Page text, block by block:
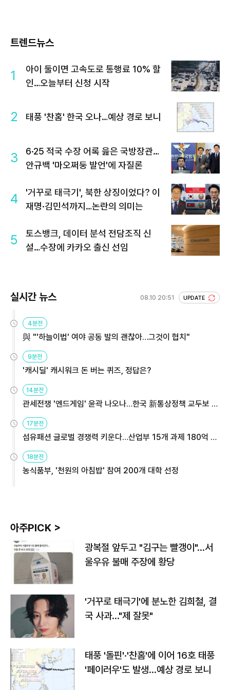
트렌드뉴스
1
아이 둘이면 고속도로 통행료 10% 할
인…오늘부터 신청 시작
2 태풍 '찬홈' 한국 오나…예상 경로 보니
3
6·25 적국 수장 어록 읊은 국방장관…
안규백 '마오쩌둥 발언'에 자질론
4
'거꾸로 태극기', 북한 상징이었다? 이
재명·김민석까지…논란의 의미는
5
토스뱅크, 데이터 분석 전담조직 신
설…수장에 카카오 출신 선임
실시간 뉴스 08.10 20:51 UPDATE
4분전
與 "'하늘이법' 여야 공동 발의 괜찮아…그것이 협치"
9분전
'캐시딜' 캐시워크 돈 버는 퀴즈, 정답은?
14분전
관세전쟁 '엔드게임' 윤곽 나오나…한국 新통상정책 교두보 활
17분전
섬유패션 글로벌 경쟁력 키운다…산업부 15개 과제 180억 지
18분전
농식품부, '천원의 아침밥' 참여 200개 대학 선정
아주PICK >
광복절 앞두고 "김구는 빨갱이"…서
울우유 불매 주장에 황당
'거꾸로 태극기'에 분노한 김희철, 결
국 사과…"제 잘못"
태풍 '돌핀'·'찬홈'에 이어 16호 태풍
'페이러우'도 발생…예상 경로 보니